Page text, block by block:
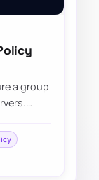
a group